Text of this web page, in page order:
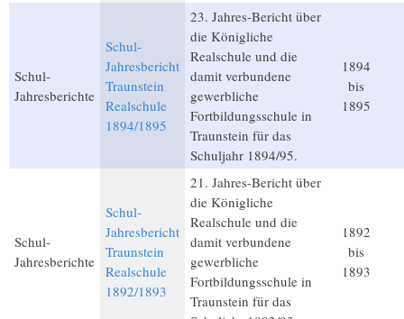
Schul-
Jahresberichte
Schul-
Jahresbericht
Traunstein
Realschule
1894/1895
23. Jahres-Bericht über
die Königliche
Realschule und die
damit verbundene
gewerbliche
Fortbildungsschule in
Traunstein für das
Schuljahr 1894/95.
1894
bis
1895
Schul-
Jahresberichte
Schul-
Jahresbericht
Traunstein
Realschule
1892/1893
21. Jahres-Bericht über
die Königliche
Realschule und die
damit verbundene
gewerbliche
Fortbildungsschule in
Traunstein für das
1892
bis
1893